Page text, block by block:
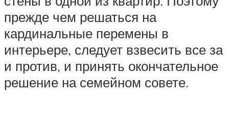
прежде чем решаться на
кардинальные перемены в
интерьере, следует взвесить все за
и против, и принять окончательное
решение на семейном совете.